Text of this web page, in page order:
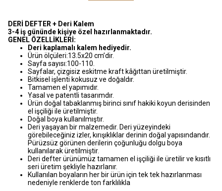
DERİ DEFTER + Deri Kalem
3-4 iş gününde kişiye özel hazırlanmaktadır.
GENEL ÖZELLİKLERİ:
Deri kaplamalı kalem hediyedir.
Ürün ölçüleri:13.5x20 cm’dir.
Sayfa sayısı:100-110.
Sayfalar, çizgisiz eskitme kraft kâğıttan üretilmiştir.
Bitkisel işlenti kokusuz ve doğaldır.
Tamamen el yapımıdır.
Yasal ve patentli tasarımdır.
Ürün doğal tabaklanmış birinci sınıf hakiki koyun derisinden
el işçiliği ile üretilmiştir.
Doğal boya kullanılmıştır.
Deri yaşayan bir malzemedir. Deri yüzeyindeki
görebileceğiniz izler, kırışıklıklar derinin doğal yapısındandır.
Pürüzsüz görünen derilerin çoğunluğu dolgu boya
kullanılarak üretilmiştir.
Deri defter ürünümüz tamamen el işçiliği ile üretilir ve kısıtlı
seri üretim şekliyle hazırlanır.
Kullanılan boyaların her bir ürün için tek tek hazırlanması
nedeniyle renklerde ton farklılıkla